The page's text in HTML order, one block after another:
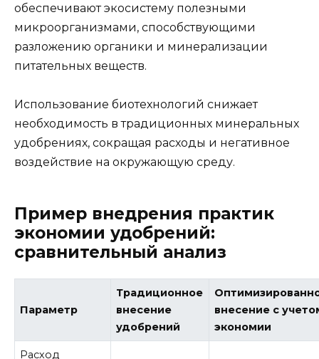
обеспечивают экосистему полезными
микроорганизмами, способствующими
разложению органики и минерализации
питательных веществ.
Использование биотехнологий снижает
необходимость в традиционных минеральных
удобрениях, сокращая расходы и негативное
воздействие на окружающую среду.
Пример внедрения практик
экономии удобрений:
сравнительный анализ
Параметр
Традиционное
внесение
удобрений
внесение с
экономии
Расход